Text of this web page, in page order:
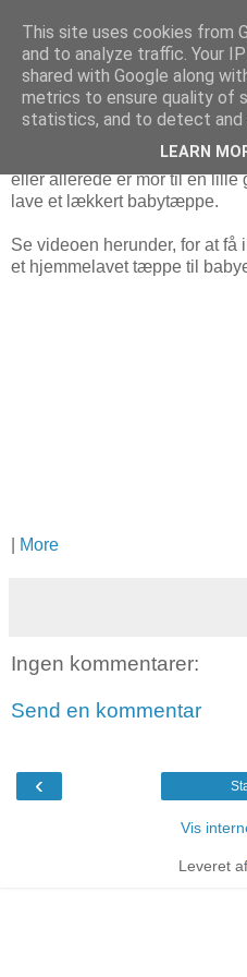
fredag den 13. august 2010
Gratis babytæppe -
blødt og behageligt
eller allerede er mor til en lille
lave et lækkert babytæppe.
Se videoen herunder, for at
et hjemmelavet tæppe til
More
Ingen kommentarer:
Send en kommentar
‹
Vis
Leveret af
This site uses cookies from
and to analyze traffic. Your
shared with Google along
metrics to ensure quality of
statistics, and to detect and
LEARN